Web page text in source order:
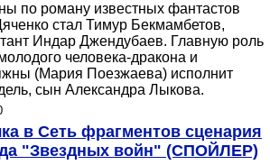
по роману известных фантастов
стал Тимур Бекмамбетов,
Индар Джендубаев. Главную роль
человека-дракона и
(Мария Поезжаева) исполнит
сын Александра Лыкова.
в Сеть фрагментов сценария
"Звездных войн" (СПОЙЛЕР)